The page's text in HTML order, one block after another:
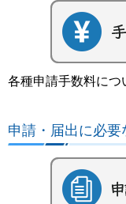
各種申請手数料につ
申請・届出に必要